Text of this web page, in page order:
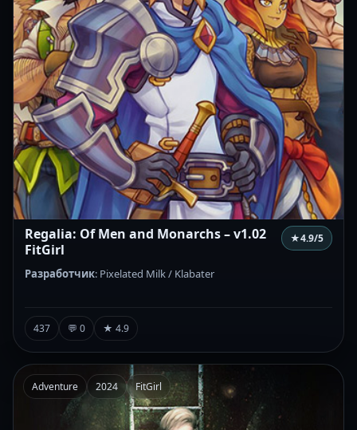
Regalia: Of Men and Monarchs – v1.02
FitGirl
★4.9/5
Разработчик: Pixelated Milk / Klabater
437 💬 0 ★ 4.9
Adventure 2024 FitGirl